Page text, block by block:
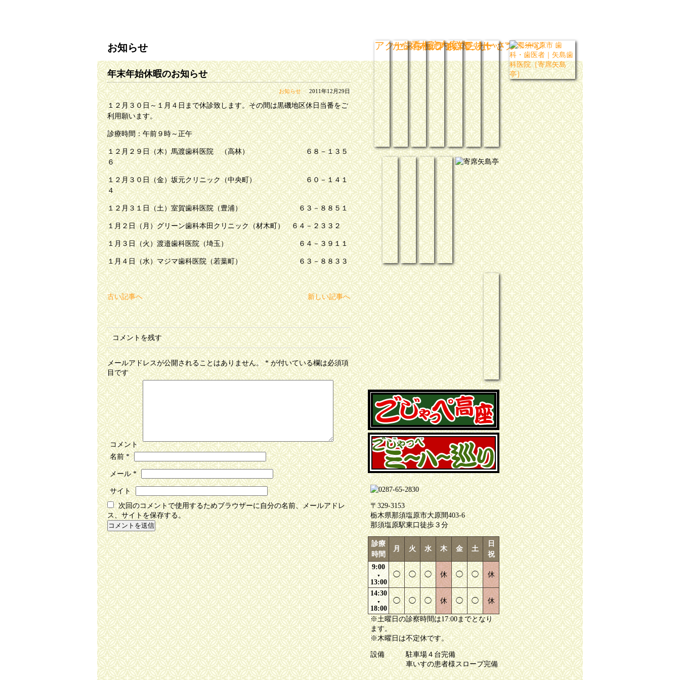
トップページ
ごあいさつ
お知らせ
院内案内
看板について
か歯ら板ライブラリー
アクセスマップ
寄席矢島亭の歩み
楽屋帳
落語音源集
小噺千集
歴代来演噺家
〒329-3153
栃木県那須塩原市大原間403-6
那須塩原駅東口徒歩３分
診療
時間
月 火 水 木 金 土
日
祝
9:00
▼
13:00
◯ ◯ ◯ 休 ◯ ◯ 休
14:30
▼
18:00
◯ ◯ ◯ 休 ◯ ◯ 休
※土曜日の診察時間は17:00までとなり
ます。
※木曜日は不定休です。
設備
駐車場４台完備
車いすの患者様スロープ完備
お知らせ
年末年始休暇のお知らせ
2011年12月29日
お知らせ
１２月３０日～１月４日まで休診致します。その間は黒磯地区休日当番をご
利用願います。
診療時間：午前９時～正午
１２月２９日（木）馬渡歯科医院 （高林） ６８－１３５
６
１２月３０日（金）坂元クリニック（中央町） ６０－１４１
４
１２月３１日（土）室賀歯科医院（豊浦） ６３－８８５１
１月２日（月）グリーン歯科本田クリニック（材木町） ６４－２３３２
１月３日（火）渡邉歯科医院（埼玉） ６４－３９１１
１月４日（水）マジマ歯科医院（若葉町） ６３－８８３３
古い記事へ 新しい記事へ
コメントを残す
メールアドレスが公開されることはありません。 *が付いている欄は必須項
目です
コメント
名前*
メール*
サイト
次回のコメントで使用するためブラウザーに自分の名前、メールアドレ
ス、サイトを保存する。